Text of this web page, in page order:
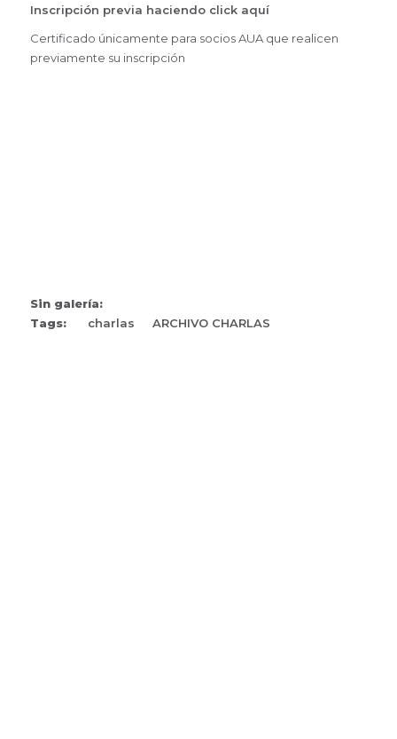
Inscripción previa haciendo click aquí
Certificado únicamente para socios AUA que realicen
previamente su inscripción
Sin galería:
Tags:
charlas ARCHIVO CHARLAS